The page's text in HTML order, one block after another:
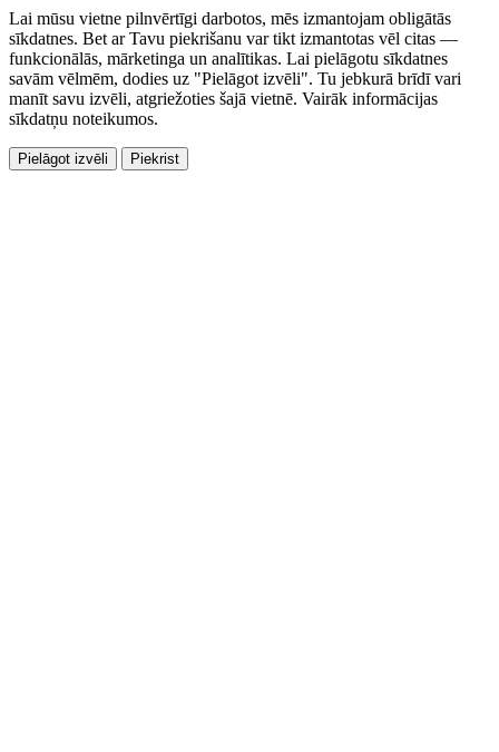
Lai mūsu vietne pilnvērtīgi darbotos, mēs izmantojam obligātās
sīkdatnes. Bet ar Tavu piekrišanu var tikt izmantotas vēl citas —
funkcionālās, mārketinga un analītikas. Lai pielāgotu sīkdatnes
savām vēlmēm, dodies uz "Pielāgot izvēli". Tu jebkurā brīdī vari
manīt savu izvēli, atgriežoties šajā vietnē. Vairāk informācijas
sīkdatņu noteikumos.
Pielāgot izvēli Piekrist